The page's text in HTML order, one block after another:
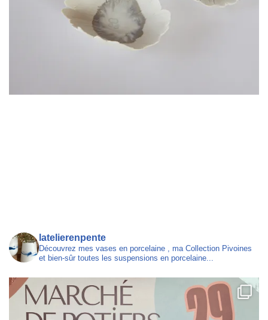
latelierenpente
Découvrez mes vases en porcelaine , ma Collection Pivoines
et bien-sûr toutes les suspensions en porcelaine...